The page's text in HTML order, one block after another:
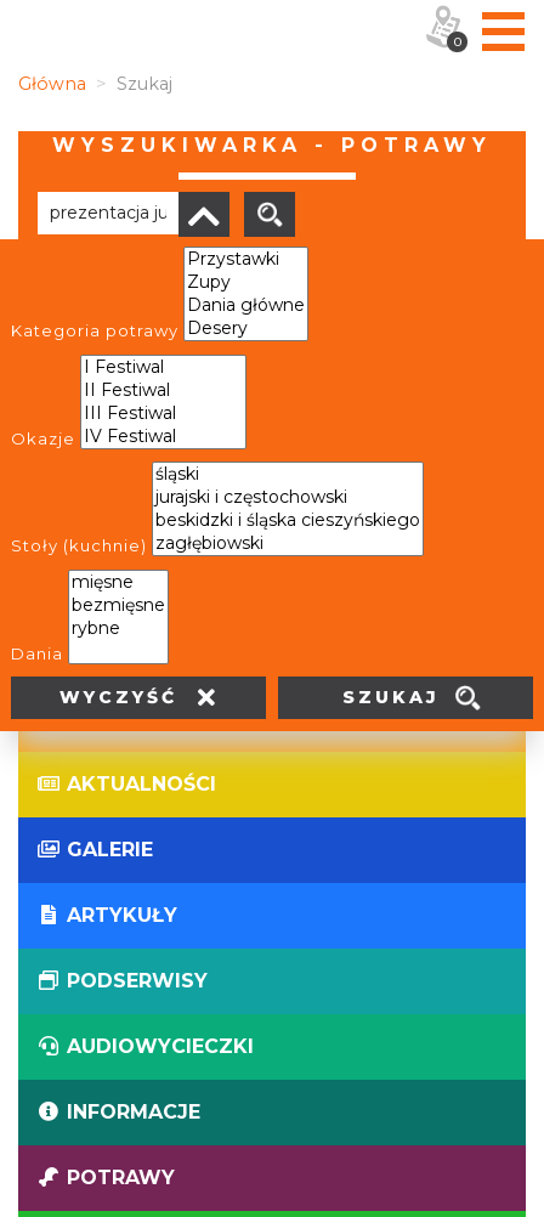
Główna Szukaj
WYSZUKIWARKA - POTRAWY
Kategoria potrawy
Okazje
Stoły (kuchnie)
Dania
WYCZYŚĆ SZUKAJ
Brak wyników
OBIEKTY I MIEJSCA
WIRTUALNE WYCIECZKI
WYDARZENIA
AKTUALNOŚCI
GALERIE
ARTYKUŁY
PODSERWISY
AUDIOWYCIECZKI
INFORMACJE
POTRAWY
0